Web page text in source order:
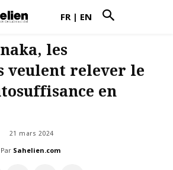
FR | EN
les
veulent relever le
en
21 mars 2024
Par Sahelien.com